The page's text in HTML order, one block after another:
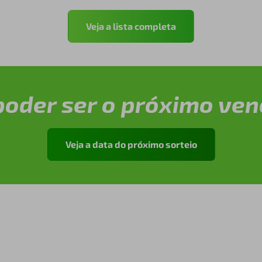
Veja a lista completa
ser o próximo
Veja a data do próximo sorteio